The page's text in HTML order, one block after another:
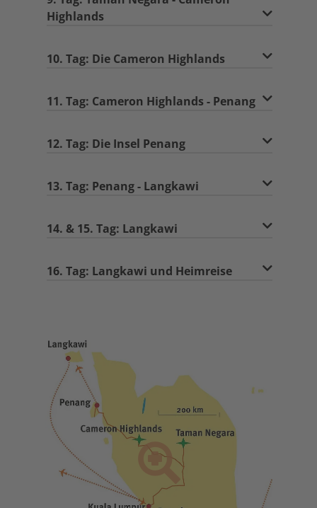
Highlands
10. Tag: Die Cameron Highlands
11. Tag: Cameron Highlands - Penang
12. Tag: Die Insel Penang
13. Tag: Penang - Langkawi
14. & 15. Tag: Langkawi
16. Tag: Langkawi und Heimreise